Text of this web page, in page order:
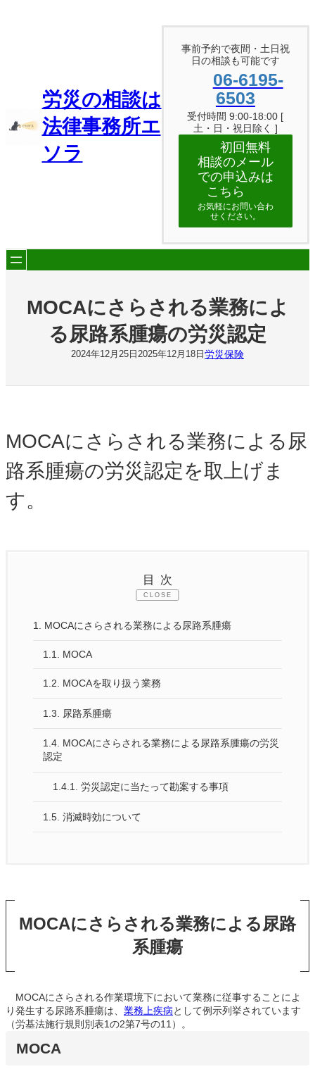
労災の相談は
法律事務所エ
ソラ
事前予約で夜間・土日祝
日の相談も可能です
06-6195-
6503
受付時間 9:00-18:00 [
土・日・祝日除く ]
初回無料
相談のメール
での申込みは
こちら
お気軽にお問い合わ
せください。
MOCAにさらされる業務によ
る尿路系腫瘍の労災認定
2024年12月25日 2025年12月18日 労災保険
MOCAにさらされる業務による尿
路系腫瘍の労災認定を取上げま
す。
目次
CLOSE
1. MOCAにさらされる業務による尿路系腫瘍
1.1. MOCA
1.2. MOCAを取り扱う業務
1.3. 尿路系腫瘍
1.4. MOCAにさらされる業務による尿路系腫瘍の労災
認定
1.4.1. 労災認定に当たって勘案する事項
1.5. 消滅時効について
MOCAにさらされる業務による尿路
系腫瘍
MOCAにさらされる作業環境下において業務に従事することによ
り発生する尿路系腫瘍は、 業務上疾病として例示列挙されています
（労基法施行規則別表1の2第7号の11）。
MOCA